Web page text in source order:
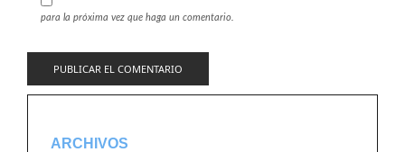
para la próxima vez que haga un comentario.
ARCHIVOS